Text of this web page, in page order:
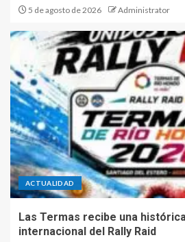
5 de agosto de 2026 Administrator
ACTUALIDAD
Las Termas recibe una
internacional del Rally Raid